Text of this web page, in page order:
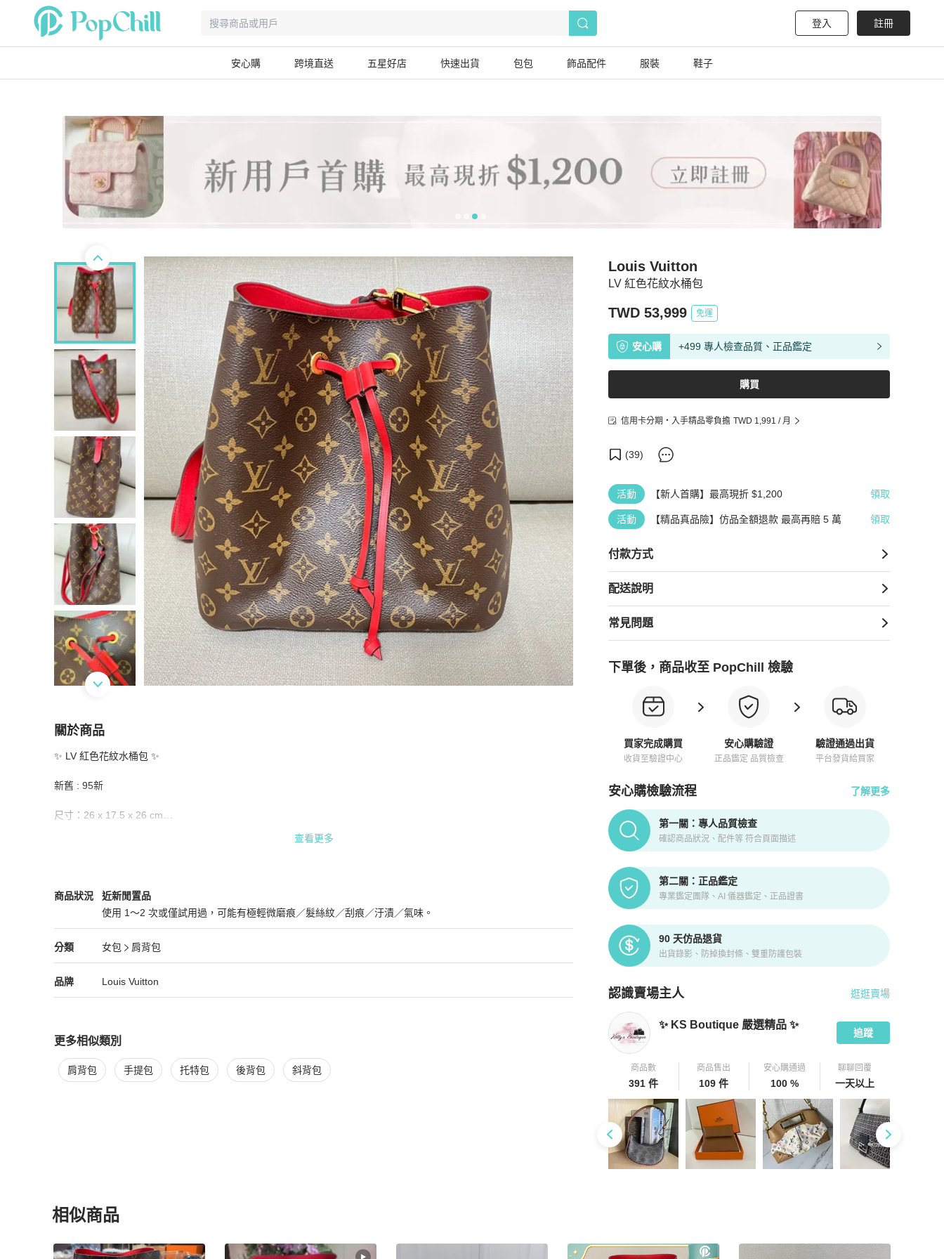
登入 註冊
安心購 跨境直送 五星好店 快速出貨 包包 飾品配件 服裝 鞋子
LV 紅色花紋水桶包
Louis Vuitton
TWD 53,999 免運
安心購 +499 專人檢查品質、正品鑑定
購買
信用卡分期・入手精品零負擔 TWD 1,991 / 月
(39)
活動 【新人首購】最高現折 $1,200 領取
活動 【精品真品險】仿品全額退款 最高再賠 5 萬 領取
付款方式
配送說明
常見問題
下單後，商品收至 PopChill 檢驗
買家完成購買
收貨至驗證中心
安心購驗證
正品鑑定 品質檢查
驗證通過出貨
平台發貨給買家
安心購檢驗流程 了解更多
PopChill拍拍圈正品驗證、安心購檢驗流程介紹
第一關：專人品質檢查
確認商品狀況、配件等 符合頁面描述
第二關：正品鑑定
專業鑑定團隊、AI 儀器鑑定、正品證書
90 天仿品退貨
出貨錄影、防掉換封條、雙重防護包裝
認識賣場主人
PopChill 拍拍圈嚴選賣家 ✨ KS Boutique 嚴選精品 ✨介紹
逛逛賣場
✨ KS Boutique 嚴選精品 ✨
追蹤
商品數
391 件
商品售出
109 件
安心購通過
100 %
聊聊回覆
一天以上
關於商品
關於LV 紅色花紋水桶包
✨ LV 紅色花紋水桶包 ✨
新舊 : 95新
尺寸：26 x 17.5 x 26 cm
✨LV 經典花紋紅色水桶包✨
最熱門的經典老花水桶包系列
各品牌桶包花樣繁多，這個全新現代設計以Monogram帆布製造，外型時尚，綴以色彩鮮艷的皮革飾邊及同色黏合式襯
裡，而可調節長度的肩帶可作肩背或斜背攜帶。容量充足，中間有隔層好收納東西，外型簡單又時尚，出席任何場合皆
宜，適合喜歡直率俐落的美女兒。
詢問商品細節請注意禮貌🙇‍♀️
商品皆自歐洲/日本正規管道進口
查看更多
商品狀況
Louis Vuitton女包商品狀態與細節
近新閒置品
使用 1～2 次或僅試用過，可能有極輕微磨痕／髮絲紋／刮痕／汙漬／氣味。
近新閒置品
分類
Louis Vuitton女包 分類資訊
女包
肩背包
女包/肩背包推薦
品牌
Louis Vuitton精品女包品牌介紹
Louis Vuitton
Louis Vuitton推薦清單
更多相似類別
更多Louis Vuitton女包 相似商品推薦
肩背包 手提包 托特包 後背包 斜背包
相似商品
更多相似Louis Vuitton女包推薦精品